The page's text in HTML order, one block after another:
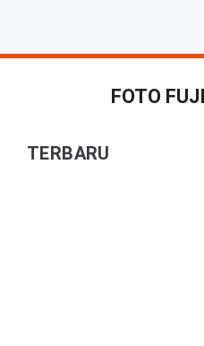
isi
FOTO
TERBARU